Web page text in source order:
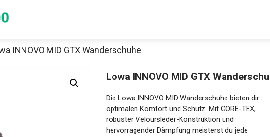
INNOVO MID GTX Wanderschuhe
Lowa INNOVO MID GTX
Die Lowa INNOVO MID Wanderschuhe bieten dir
optimalen Komfort und Schutz. Mit GORE-TEX,
robuster Veloursleder-Konstruktion und